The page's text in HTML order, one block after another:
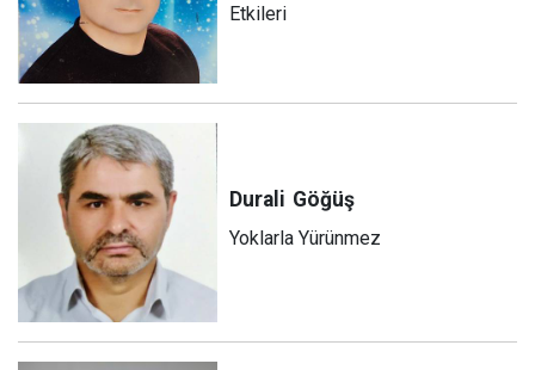
Etkileri
Durali Göğüş
Yoklarla Yürünmez